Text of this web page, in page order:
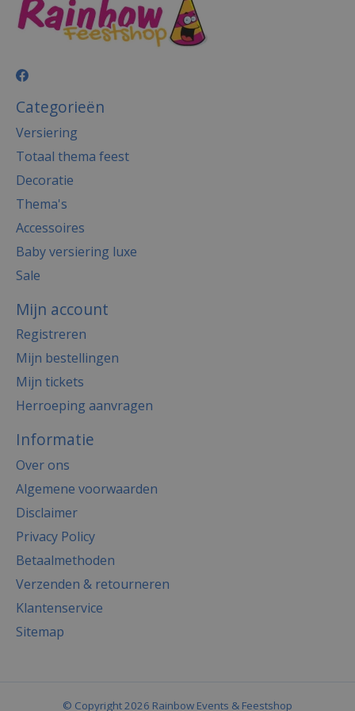
Categorieën
Versiering
Totaal thema feest
Decoratie
Thema's
Accessoires
Baby versiering luxe
Sale
Mijn account
Registreren
Mijn bestellingen
Mijn tickets
Herroeping aanvragen
Informatie
Over ons
Algemene voorwaarden
Disclaimer
Privacy Policy
Betaalmethoden
Verzenden & retourneren
Klantenservice
Sitemap
© Copyright 2026 Rainbow Events & Feestshop